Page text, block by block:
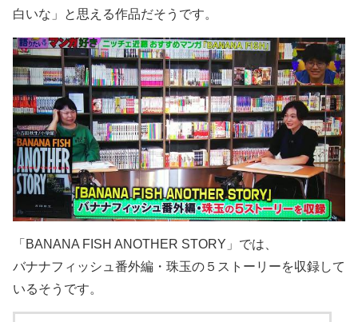
白いな」と思える作品だそうです。
「BANANA FISH ANOTHER STORY」では、
バナナフィッシュ番外編・珠玉の５ストーリーを収録して
いるそうです。